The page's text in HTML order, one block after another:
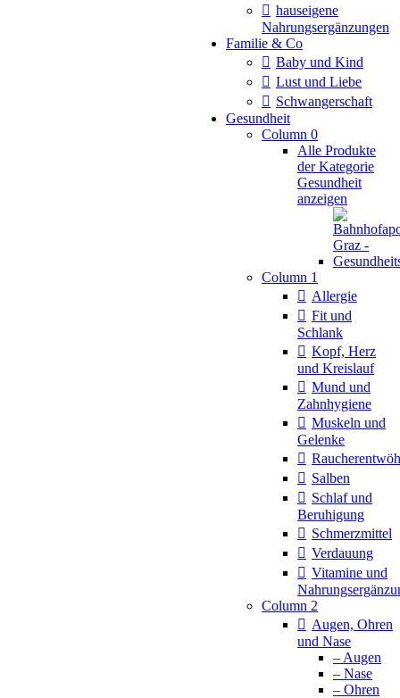
hauseigene
Nahrungsergänzungen
Familie & Co
Baby und Kind
Lust und Liebe
Schwangerschaft
Gesundheit
Column 0
Alle Produkte
der Kategorie
Gesundheit
anzeigen
Column 1
Allergie
Fit und
Schlank
Kopf, Herz
und Kreislauf
Mund und
Zahnhygiene
Muskeln und
Gelenke
Salben
Schlaf und
Beruhigung
Schmerzmittel
Verdauung
Vitamine und
Column 2
Augen, Ohren
und Nase
– Augen
– Nase
– Ohren